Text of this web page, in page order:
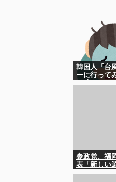
韓国人「台
ーに行って
参政党、福
表「新しい